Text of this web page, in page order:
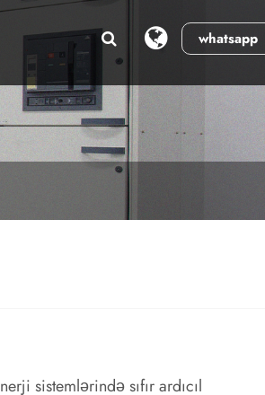
whatsapp
sistemlərində sıfır ardıcıl